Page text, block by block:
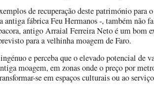
de recuperação deste património
antiga fábrica Feu Hermanos -, também
antigo Arraial Ferreira Neto é um bom
para a velhinha moagem de Faro.
e perceba que o elevado potencial de
moagem, em zonas onde o preço por
se em espaços culturais ou ao